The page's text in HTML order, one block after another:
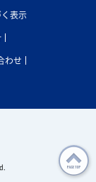
表示
わせ